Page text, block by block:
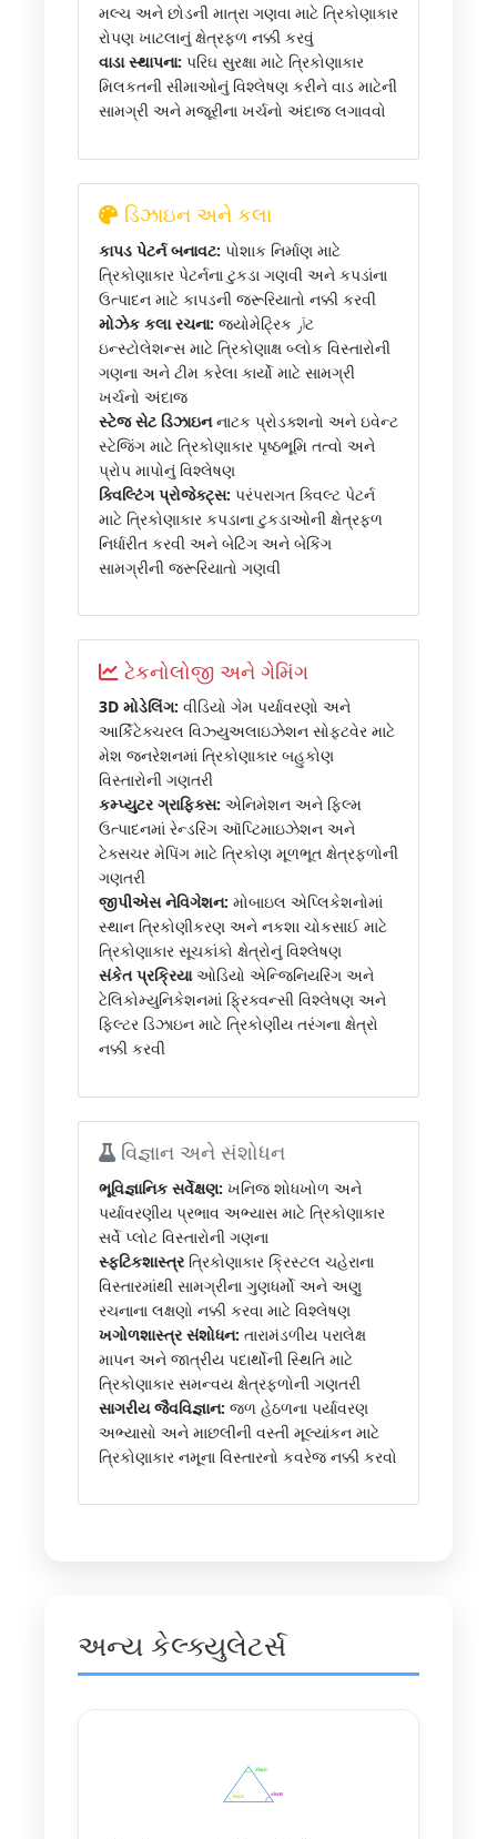
મલ્ચ અને છોડની માત્રા ગણવા માટે ત્રિકોણાકાર
રોપણ ખાટલાનું ક્ષેત્રફળ નક્કી કરવું
વાડા સ્થાપના: પરિઘ સુરક્ષા માટે ત્રિકોણાકાર
મિલકતની સીમાઓનું વિશ્લેષણ કરીને વાડ માટેની
સામગ્રી અને મજૂરીના ખર્ચનો અંદાજ લગાવવો
ડિઝાઇન અને કલા
કાપડ પેટર્ન બનાવટ: પોશાક નિર્માણ માટે
ત્રિકોણાકાર પેટર્નના ટુકડા ગણવી અને કપડાંના
ઉત્પાદન માટે કાપડની જરૂરિયાતો નક્કી કરવી
મોઝેક કલા રચના: જ્યોમેટ્રિક آرટ
ઇન્સ્ટોલેશન્સ માટે ત્રિકોણાક્ષ બ્લોક વિસ્તારોની
ગણના અને ટીમ કરેલા કાર્યો માટે સામગ્રી
ખર્ચનો અંદાજ
સ્ટેજ સેટ ડિઝાઇનનાટક પ્રોડક્શનો અને ઇવેન્ટ
સ્ટેજિંગ માટે ત્રિકોણાકાર પૃષ્ઠભૂમિ તત્વો અને
પ્રોપ માપોનું વિશ્લેષણ
ક્વિલ્ટિંગ પ્રોજેક્ટ્સ: પરંપરાગત ક્વિલ્ટ પેટર્ન
માટે ત્રિકોણાકાર કપડાના ટુકડાઓની ક્ષેત્રફળ
નિર્ધારીત કરવી અને બેટિંગ અને બેકિંગ
સામગ્રીની જરૂરિયાતો ગણવી
ટેકનોલોજી અને ગેમિંગ
3D મોડેલિંગ: વીડિયો ગેમ પર્યાવરણો અને
આર્કિટેક્ચરલ વિઝ્યુઅલાઇઝેશન સોફ્ટવેર માટે
મેશ જનરેશનમાં ત્રિકોણાકાર બહુકોણ
વિસ્તારોની ગણતરી
કમ્પ્યુટર ગ્રાફિક્સ: એનિમેશન અને ફિલ્મ
ઉત્પાદનમાં રેન્ડરિંગ ઑપ્ટિમાઇઝેશન અને
ટેક્સચર મેપિંગ માટે ત્રિકોણ મૂળભૂત ક્ષેત્રફળોની
ગણતરી
જીપીએસ નેવિગેશન: મોબાઇલ એપ્લિકેશનોમાં
સ્થાન ત્રિકોણીકરણ અને નકશા ચોકસાઈ માટે
ત્રિકોણાકાર સૂચકાંકો ક્ષેત્રોનું વિશ્લેષણ
સંકેત પ્રક્રિયાઓડિયો એન્જિનિયરિંગ અને
ટેલિકોમ્યુનિકેશનમાં ફ્રિક્વન્સી વિશ્લેષણ અને
ફિલ્ટર ડિઝાઇન માટે ત્રિકોણીય તરંગના ક્ષેત્રો
નક્કી કરવી
વિજ્ઞાન અને સંશોધન
ભૂવિજ્ઞાનિક સર્વેક્ષણ: ખનિજ શોધખોળ અને
પર્યાવરણીય પ્રભાવ અભ્યાસ માટે ત્રિકોણાકાર
સર્વે પ્લોટ વિસ્તારોની ગણના
સ્ફટિકશાસ્ત્રત્રિકોણાકાર ક્રિસ્ટલ ચહેરાના
વિસ્તારમાંથી સામગ્રીના ગુણધર્મો અને અણુ
રચનાના લક્ષણો નક્કી કરવા માટે વિશ્લેષણ
ખગોળશાસ્ત્ર સંશોધન: તારામંડળીય પરાલેક્ષ
માપન અને જાત્રીય પદાર્થોની સ્થિતિ માટે
ત્રિકોણાકાર સમન્વય ક્ષેત્રફળોની ગણતરી
સાગરીય જૈવવિજ્ઞાન: જળ હેઠળના પર્યાવરણ
અભ્યાસો અને માછલીની વસ્તી મૂલ્યાંકન માટે
ત્રિકોણાકાર નમૂના વિસ્તારનો કવરેજ નક્કી કરવો
અન્ય કેલ્ક્યુલેટર્સ